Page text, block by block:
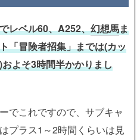
でレベル60、A252、幻想馬ま
「冒険者招集」までは(カッ
よそ3時間半かかりまし
でこれですので、サブキャ
プラス1～2時間くらいは見